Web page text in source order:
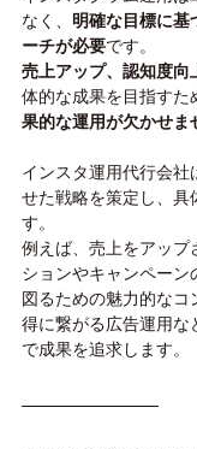
なく、 明確な目標に基
ーチが必要です。
売上アップ、認知度向
体的な成果を目指すた
果的な運用が欠かせま
インスタ運用代行会社
せた戦略を策定し、具
す。
例えば、売上をアップ
ションやキャンペーン
図るための魅力的なコ
得に繋がる広告運用な
で成果を追求します。